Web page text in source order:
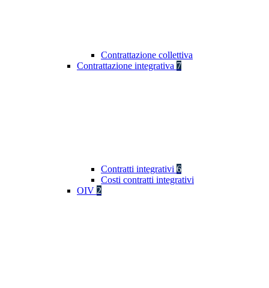
Contrattazione collettiva
Contrattazione integrativa 7
Contratti integrativi 6
Costi contratti integrativi
OIV 2